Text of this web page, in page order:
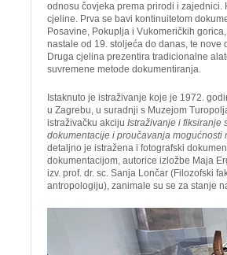
odnosu čovjeka prema prirodi i
cjeline. Prva se bavi kontinuitetom
Posavine, Pokuplja i Vukomeričkih
nastale od 19. stoljeća do danas, te
Druga cjelina prezentira tradicionalne
suvremene metode dokumentiranja.
Istaknuto je istraživanje koje je 1972.
u Zagrebu, u suradnji s Muzejom
istraživačku akciju Istraživanje i fiksiranje
dokumentacije i proučavanja mogućnosti
detaljno je istražena i fotografski
dokumentacijom, autorice izložbe Maja
izv. prof. dr. sc. Sanja Lončar (Filozofski
antropologiju), zanimale su se za stanje